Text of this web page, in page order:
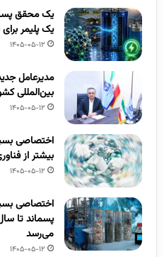
یک محقق
یک پلیمر
1405-05-12
مدیرعامل
بین‌المللی
1405-05-12
اختصاصی
بیشتر از
1405-05-12
اختصاصی
می‌رسد
1405-05-12